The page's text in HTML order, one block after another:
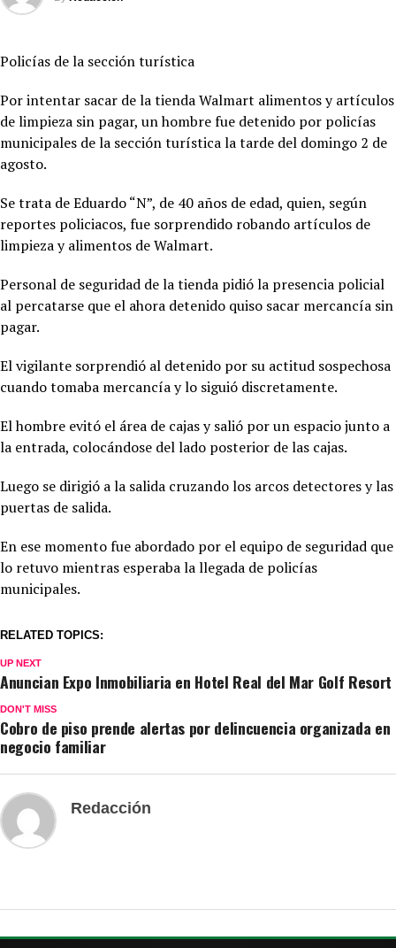
Policías de la sección turística
Por intentar sacar de la tienda Walmart alimentos y artículos
de limpieza sin pagar, un hombre fue detenido por policías
municipales de la sección turística la tarde del domingo 2 de
agosto.
Se trata de Eduardo “N”, de 40 años de edad, quien, según
reportes policiacos, fue sorprendido robando artículos de
limpieza y alimentos de Walmart.
Personal de seguridad de la tienda pidió la presencia policial
al percatarse que el ahora detenido quiso sacar mercancía sin
pagar.
El vigilante sorprendió al detenido por su actitud sospechosa
cuando tomaba mercancía y lo siguió discretamente.
El hombre evitó el área de cajas y salió por un espacio junto a
la entrada, colocándose del lado posterior de las cajas.
Luego se dirigió a la salida cruzando los arcos detectores y las
puertas de salida.
En ese momento fue abordado por el equipo de seguridad que
lo retuvo mientras esperaba la llegada de policías
municipales.
RELATED TOPICS:
UP NEXT
Anuncian Expo Inmobiliaria en Hotel Real del Mar Golf Resort
DON'T MISS
Cobro de piso prende alertas por delincuencia organizada en
negocio familiar
Redacción